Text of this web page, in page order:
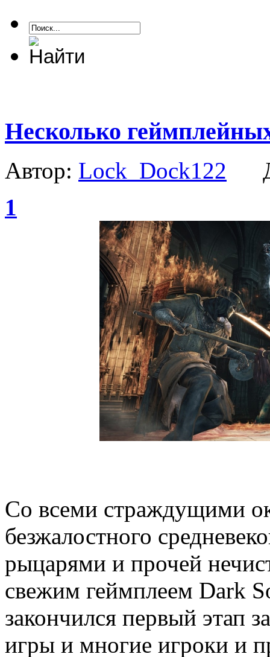
Несколько
Автор: Lock_Dock122
1
Со всеми страждущими
безжалостного
рыцарями и прочей
свежим геймплеем Dark
закончился первый этап
игры и многие игроки и